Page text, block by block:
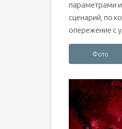
параметрами и
сценарий, по
опережение с
Фото